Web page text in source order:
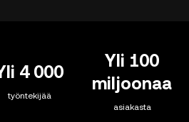
4 000
työntekijää
Yli 100
miljoonaa
asiakasta